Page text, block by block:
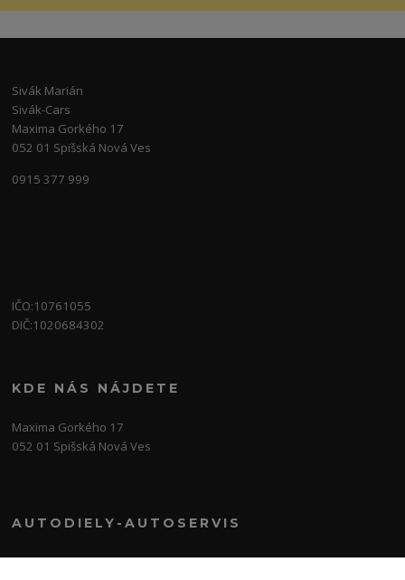
Sivák Marián
Sivák-Cars
Maxima Gorkého 17
052 01 Spišská Nová Ves
0915 377 999
IČO:10761055
DIČ:1020684302
KDE NÁS NÁJDETE
Maxima Gorkého 17
052 01 Spišská Nová Ves
AUTODIELY-AUTOSERVIS